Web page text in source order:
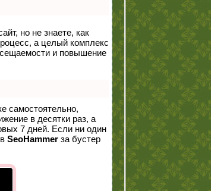
но не знаете, как
а целый комплекс
и повышение
самостоятельно,
в десятки раз, а
7 дней. Если ни один
SeoHammer за бустер